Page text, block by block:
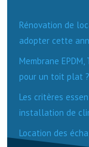
Rénovation de
adopter cette
Membrane
pour un toit plat ?
Les critères
installation de
Location des